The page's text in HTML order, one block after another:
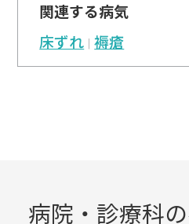
関連する病気
床ずれ 褥瘡
病院・診療科